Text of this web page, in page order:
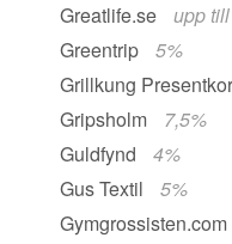
Greatlife.se
upp
Greentrip
5%
Grillkung
Gripsholm
7,5%
Guldfynd
4%
Gus Textil
5%
Gymgrossisten.com